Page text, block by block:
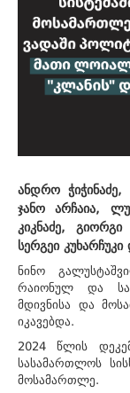
ანდრო ჭიჭინაძე,
ჯანო არჩაია,
კიკნაძე,
სერგეი
ნინო
რაიონულ და
მდივნისა და
იკავებდა.
2024 წლის
სასამართლოს
მოსამართლე.